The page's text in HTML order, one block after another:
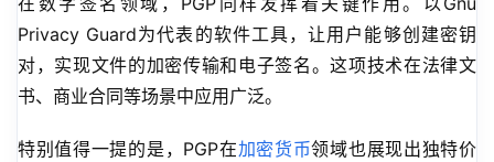
Privacy Guard为代表的软件工具，让用户能够创建密钥
对，实现文件的加密传输和电子签名。这项技术在法律文
书、商业合同等场景中应用广泛。
特别值得一提的是，PGP在加密货币领域也展现出独特价